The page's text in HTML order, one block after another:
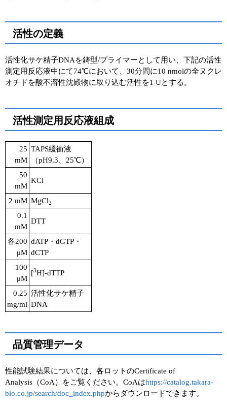
活性の定義
活性化サケ精子DNAを鋳型/プライマーとして用い、下記の活性
測定用反応液中にて74℃において、30分間に10 nmolの全ヌクレ
オチドを酸不溶性沈殿物に取り込む活性を1 Uとする。
活性測定用反応液組成
25
mM
TAPS緩衝液
（pH9.3、25℃）
50
mM
KCl
2 mM MgCl2
0.1
mM
DTT
各200
μM
dATP・dGTP・
dCTP
100
μM
[3H]-dTTP
0.25
mg/ml
活性化サケ精子
DNA
品質管理データ
性能試験結果については、各ロットのCertificate of
Analysis（CoA）をご覧ください。CoAはhttps://catalog.takara-
bio.co.jp/search/doc_index.phpからダウンロードできます。